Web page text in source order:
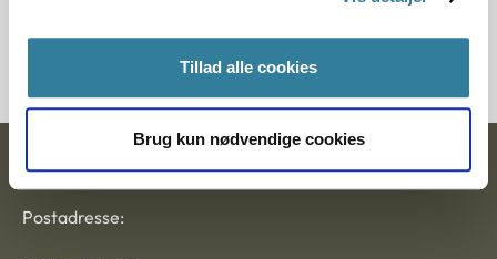
Tillad alle cookies
Brug kun nødvendige cookies
2100054-10
Ankestyrelsen
Postadresse: